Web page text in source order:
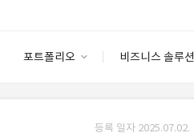
포트폴리오 비즈니스 솔루션
안심 코드 케어
등록 일자 2025.07.02.